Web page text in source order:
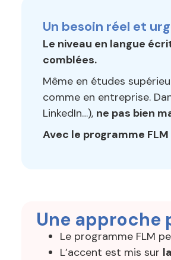
Un besoin réel et
Le niveau en langue
comblées.
Même en études
comme en entreprise.
LinkedIn…), ne pas bien
Avec le programme
Une approche
Le programme FLM
L’accent est mis sur